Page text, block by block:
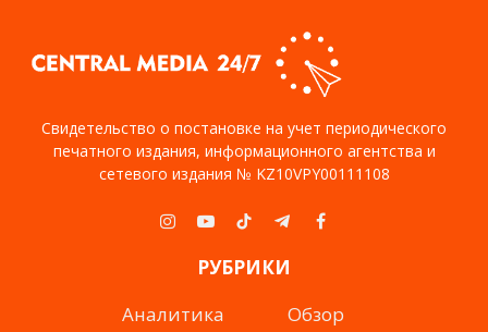
Свидетельство о постановке на учет периодического
печатного издания, информационного агентства и
сетевого издания № KZ10VPY00111108
Instagram
YouTubeTikTokTelegramFacebook
РУБРИКИ
Аналитика
Обзор